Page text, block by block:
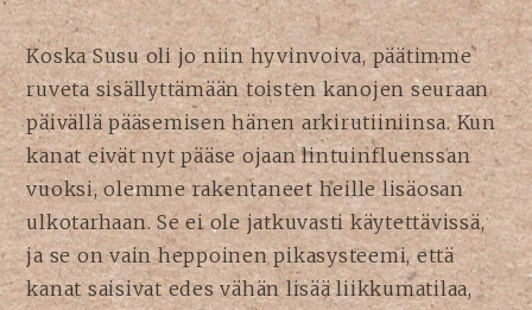
Koska Susu oli jo niin hyvinvoiva, päätimme
ruveta sisällyttämään toisten kanojen seuraan
päivällä pääsemisen hänen arkirutiiniinsa. Kun
kanat eivät nyt pääse ojaan lintuinfluenssan
vuoksi, olemme rakentaneet heille lisäosan
ulkotarhaan. Se ei ole jatkuvasti käytettävissä,
ja se on vain heppoinen pikasysteemi, että
kanat saisivat edes vähän lisää liikkumatilaa,